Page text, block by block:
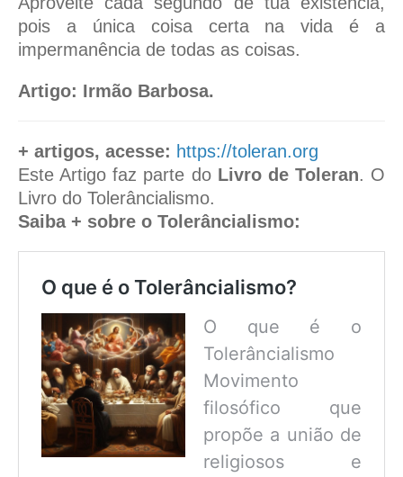
pois a única coisa certa na vida é a
impermanência de todas as coisas.
Artigo: Irmão Barbosa.
+ artigos, acesse: https://toleran.org
Este Artigo faz parte do Livro de Toleran. O
Livro do Tolerâncialismo.
Saiba + sobre o Tolerâncialismo:
O que é o Tolerâncialismo?
O que é o
Tolerâncialismo
Movimento
filosófico que
propõe a união de
religiosos e